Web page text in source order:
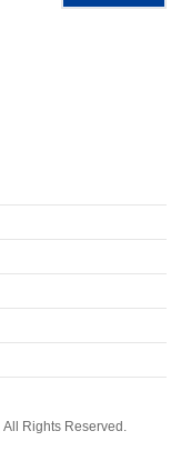
All Rights Reserved.